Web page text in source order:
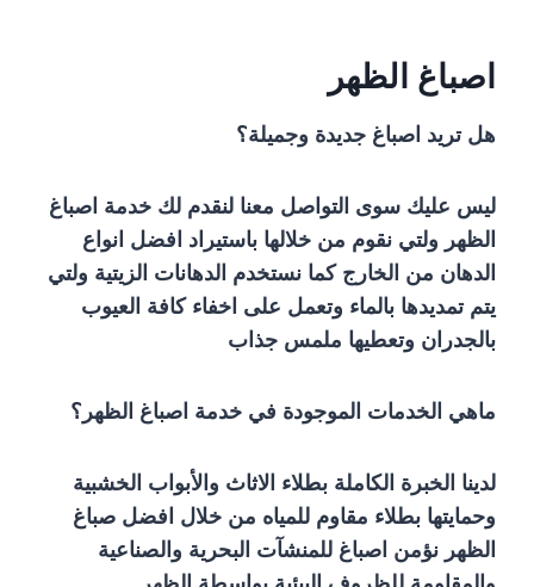
اصباغ الظهر
هل تريد اصباغ جديدة وجميلة؟
ليس عليك سوى التواصل معنا لنقدم لك خدمة اصباغ
الظهر ولتي نقوم من خلالها باستيراد افضل انواع
الدهان من الخارج كما نستخدم الدهانات الزيتية ولتي
يتم تمديدها بالماء وتعمل على اخفاء كافة العيوب
بالجدران وتعطيها ملمس جذاب
ماهي الخدمات الموجودة في خدمة اصباغ الظهر؟
لدينا الخبرة الكاملة بطلاء الاثاث والأبواب الخشبية
وحمايتها بطلاء مقاوم للمياه من خلال افضل صباغ
الظهر نؤمن اصباغ للمنشآت البحرية والصناعية